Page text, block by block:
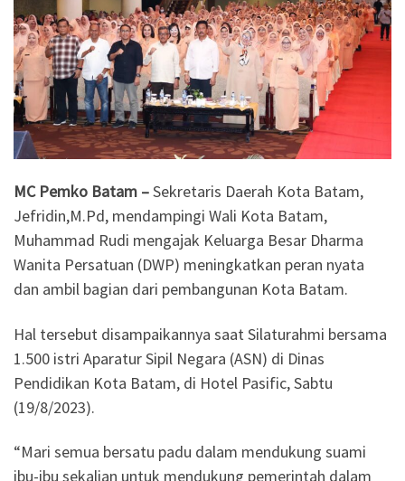
MC Pemko Batam –Sekretaris Daerah Kota Batam,
Jefridin,M.Pd, mendampingi Wali Kota Batam,
Muhammad Rudi mengajak Keluarga Besar Dharma
Wanita Persatuan (DWP) meningkatkan peran nyata
dan ambil bagian dari pembangunan Kota Batam.
Hal tersebut disampaikannya saat Silaturahmi bersama
1.500 istri Aparatur Sipil Negara (ASN) di Dinas
Pendidikan Kota Batam, di Hotel Pasific, Sabtu
(19/8/2023).
“Mari semua bersatu padu dalam mendukung suami
ibu-ibu sekalian untuk mendukung pemerintah dalam